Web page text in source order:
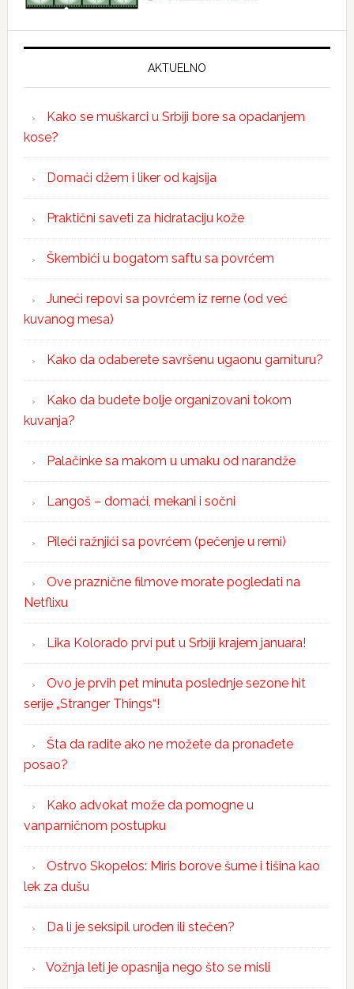
AKTUELNO
Kako se muškarci u Srbiji bore sa opadanjem
kose?
Domaći džem i liker od kajsija
Praktični saveti za hidrataciju kože
Škembići u bogatom saftu sa povrćem
Juneći repovi sa povrćem iz rerne (od već
kuvanog mesa)
Kako da odaberete savršenu ugaonu garnituru?
Kako da budete bolje organizovani tokom
kuvanja?
Palačinke sa makom u umaku od narandže
Langoš – domaći, mekani i sočni
Pileći ražnjići sa povrćem (pečenje u rerni)
Ove praznične filmove morate pogledati na
Netflixu
Lika Kolorado prvi put u Srbiji krajem januara!
Ovo je prvih pet minuta poslednje sezone hit
serije „Stranger Things“!
Šta da radite ako ne možete da pronađete
posao?
Kako advokat može da pomogne u
vanparničnom postupku
Ostrvo Skopelos: Miris borove šume i tišina kao
lek za dušu
Da li je seksipil urođen ili stečen?
Vožnja leti je opasnija nego što se misli